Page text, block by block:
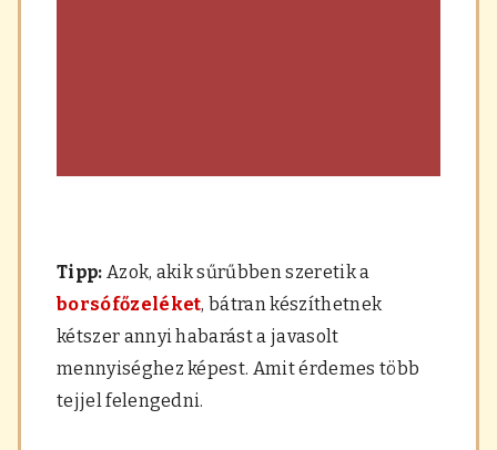
Tipp: Azok, akik sűrűbben szeretik a
borsófőzeléket, bátran készíthetnek
kétszer annyi habarást a javasolt
mennyiséghez képest. Amit érdemes több
tejjel felengedni.